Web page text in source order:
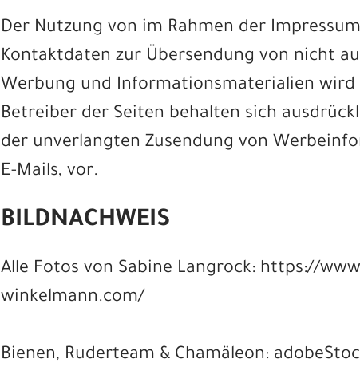
Der Nutzung von im Rahmen der
Kontaktdaten zur Übersendung von nicht
Werbung und Informationsmaterialien
Betreiber der Seiten behalten sich
der unverlangten Zusendung von
E-Mails, vor.
BILDNACHWEIS
Alle Fotos von Sabine Langrock: https://
winkelmann.com/
Bienen, Ruderteam & Chamäleon: